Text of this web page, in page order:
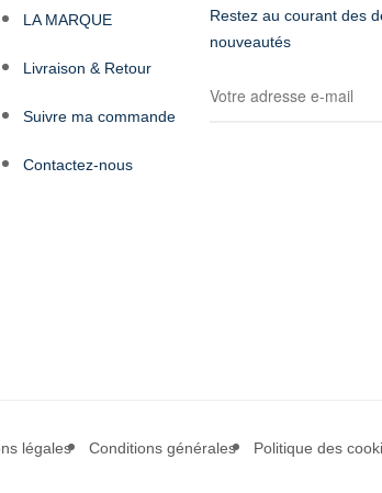
LA MARQUE
Livraison & Retour
Suivre ma commande
Contactez-nous
Restez au courant des
nouveautés
légales Conditions générales Politique des